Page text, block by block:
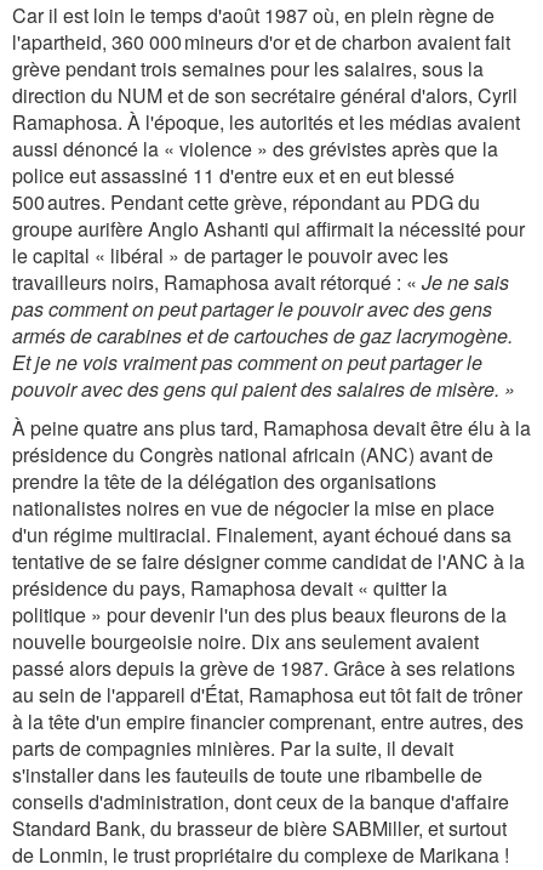
Car il est loin le temps d'août 1987 où, en plein règne de
l'apartheid, 360 000 mineurs d'or et de charbon avaient fait
grève pendant trois semaines pour les salaires, sous la
direction du NUM et de son secrétaire général d'alors, Cyril
Ramaphosa. À l'époque, les autorités et les médias avaient
aussi dénoncé la « violence » des grévistes après que la
police eut assassiné 11 d'entre eux et en eut blessé
500 autres. Pendant cette grève, répondant au PDG du
groupe aurifère Anglo Ashanti qui affirmait la nécessité pour
le capital « libéral » de partager le pouvoir avec les
travailleurs noirs, Ramaphosa avait rétorqué : « Je ne sais
pas comment on peut partager le pouvoir avec des gens
armés de carabines et de cartouches de gaz lacrymogène.
Et je ne vois vraiment pas comment on peut partager le
pouvoir avec des gens qui paient des salaires de misère. »
À peine quatre ans plus tard, Ramaphosa devait être élu à la
présidence du Congrès national africain (ANC) avant de
prendre la tête de la délégation des organisations
nationalistes noires en vue de négocier la mise en place
d'un régime multiracial. Finalement, ayant échoué dans sa
tentative de se faire désigner comme candidat de l'ANC à la
présidence du pays, Ramaphosa devait « quitter la
politique » pour devenir l'un des plus beaux fleurons de la
nouvelle bourgeoisie noire. Dix ans seulement avaient
passé alors depuis la grève de 1987. Grâce à ses relations
au sein de l'appareil d'État, Ramaphosa eut tôt fait de trôner
à la tête d'un empire financier comprenant, entre autres, des
parts de compagnies minières. Par la suite, il devait
s'installer dans les fauteuils de toute une ribambelle de
conseils d'administration, dont ceux de la banque d'affaire
Standard Bank, du brasseur de bière SABMiller, et surtout
de Lonmin, le trust propriétaire du complexe de Marikana !